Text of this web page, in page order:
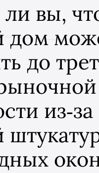
ли вы,
дом
до
из‑за